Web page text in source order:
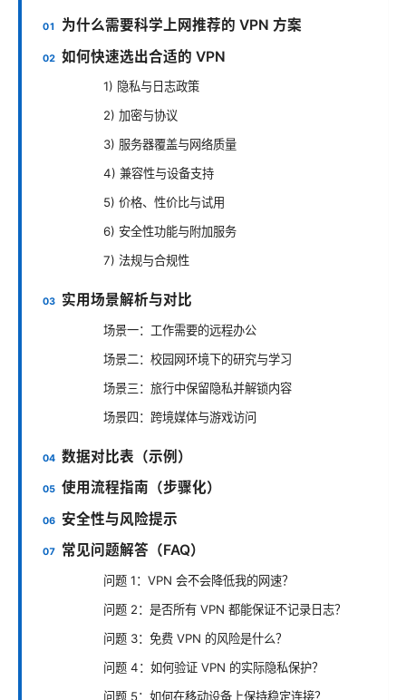
为什么需要科学上网推荐的 VPN 方案
如何快速选出合适的 VPN
1) 隐私与日志政策
2) 加密与协议
3) 服务器覆盖与网络质量
4) 兼容性与设备支持
5) 价格、性价比与试用
6) 安全性功能与附加服务
7) 法规与合规性
实用场景解析与对比
场景一：工作需要的远程办公
场景二：校园网环境下的研究与学习
场景三：旅行中保留隐私并解锁内容
场景四：跨境媒体与游戏访问
数据对比表（示例）
使用流程指南（步骤化）
安全性与风险提示
常见问题解答（FAQ）
问题 1：VPN 会不会降低我的网速？
问题 2：是否所有 VPN 都能保证不记录日志？
问题 3：免费 VPN 的风险是什么？
问题 4：如何验证 VPN 的实际隐私保护？
问题 5：如何在移动设备上保持稳定连接？